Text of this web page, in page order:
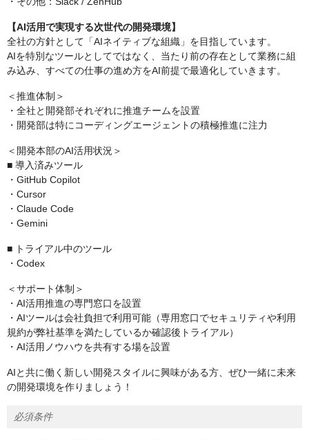
【AI活用で実現する次世代の開発環境】
全社の方針として「AIネイティブな組織」を目指しています。
AIを特別なツールとしてではなく、当たり前の存在として業務に組
み込み、すべての仕事の進め方をAI前提で最適化していきます。
＜推進体制＞
・全社と開発部それぞれに推進チームを設置
・開発部は特にコーディングエージェントの積極推進に注力
＜開発本部のAI活用状況＞
■ 導入済みツール
・GitHub Copilot
・Cursor
・Claude Code
・Gemini
■ トライアル中のツール
・Codex
＜サポート体制＞
・AI活用推進の専門窓口を設置
・AIツールは会社負担で利用可能（専用窓口でセキュリティや利用
規約が弊社基準を満たしているか確認後トライアル）
・AI活用ノウハウを共有する場を設置
AIと共に働く新しい開発スタイルに興味がある方、ぜひ一緒に未来
の開発環境を作りましょう！
必須条件